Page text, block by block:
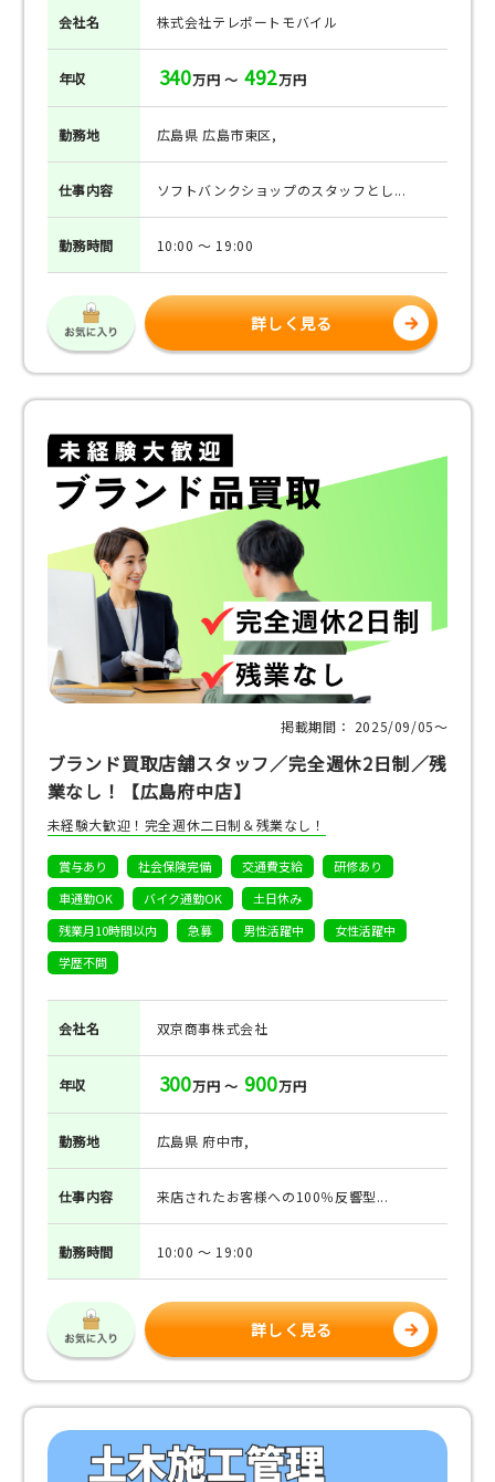
会社名 株式会社テレポートモバイル
年収 340万円 ～ 492万円
勤務地 広島県 広島市東区,
仕事内容 ソフトバンクショップのスタッフとし...
勤務時間 10:00 ～ 19:00
詳しく見る
掲載期間： 2025/09/05〜
ブランド買取店舗スタッフ／完全週休2日制／残
業なし！【広島府中店】
未経験大歓迎！完全週休二日制＆残業なし！
賞与あり 社会保険完備 交通費支給
研修あり
車通勤OK
バイク通勤OK
土日休み
残業月10時間以内
急募 男性活躍中
女性活躍中
学歴不問
会社名 双京商事株式会社
年収 300万円 ～ 900万円
勤務地 広島県 府中市,
仕事内容 来店されたお客様への100％反響型...
勤務時間 10:00 ～ 19:00
詳しく見る